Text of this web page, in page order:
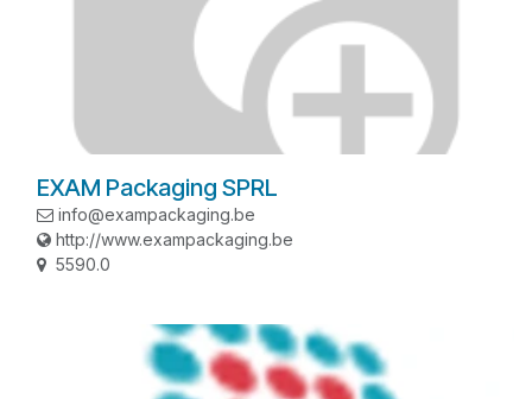
EXAM Packaging SPRL
info@exampackaging.be
http://www.exampackaging.be
5590.0